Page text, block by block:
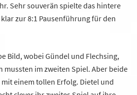
Sehr souverän spielte das hintere
zur 8:1 Pausenführung für den
Bild, wobei Gündel und Flechsing,
mussten im zweiten Spiel. Aber beide
einem tollen Erfolg. Dietel und